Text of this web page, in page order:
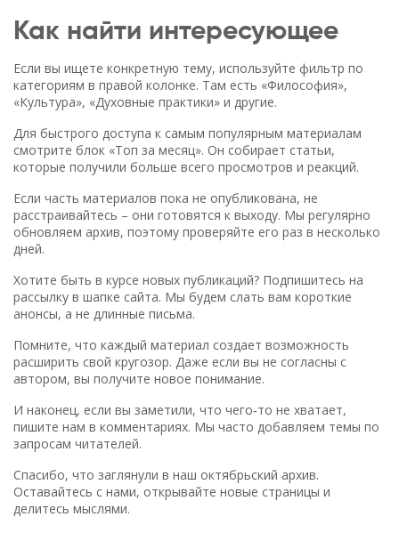
Как найти интересующее
Если вы ищете конкретную тему, используйте фильтр по
категориям в правой колонке. Там есть «Философия»,
«Культура», «Духовные практики» и другие.
Для быстрого доступа к самым популярным материалам
смотрите блок «Топ за месяц». Он собирает статьи,
которые получили больше всего просмотров и реакций.
Если часть материалов пока не опубликована, не
расстраивайтесь – они готовятся к выходу. Мы регулярно
обновляем архив, поэтому проверяйте его раз в несколько
дней.
Хотите быть в курсе новых публикаций? Подпишитесь на
рассылку в шапке сайта. Мы будем слать вам короткие
анонсы, а не длинные письма.
Помните, что каждый материал создает возможность
расширить свой кругозор. Даже если вы не согласны с
автором, вы получите новое понимание.
И наконец, если вы заметили, что чего‑то не хватает,
пишите нам в комментариях. Мы часто добавляем темы по
запросам читателей.
Спасибо, что заглянули в наш октябрьский архив.
Оставайтесь с нами, открывайте новые страницы и
делитесь мыслями.